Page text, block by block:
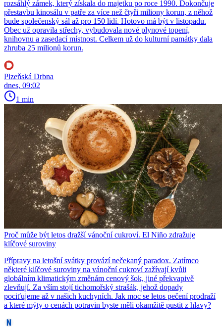
rozsáhlý zámek, který získala do majetku po roce 1990. Dokončuje
přestavbu kinosálu v patře za více než čtyři miliony korun, z něhož
bude společenský sál až pro 150 lidí. Hotovo má být v listopadu.
Obec už opravila střechy, vybudovala nové plynové topení,
knihovnu a zasedací místnost. Celkem už do kulturní památky dala
zhruba 25 milionů korun.
Plzeňská Drbna
dnes, 09:02
1 min
Proč může být letos dražší vánoční cukroví. El Niño zdražuje
klíčové suroviny
Přípravy na letošní svátky provází nečekaný paradox. Zatímco
některé klíčové suroviny na vánoční cukroví zažívají kvůli
globálním klimatickým změnám cenový šok, jiné překvapivě
zlevňují. Za vším stojí tichomořský strašák, jehož dopady
pociťujeme až v našich kuchyních. Jak moc se letos pečení prodraží
a které mýty o cenách potravin byste měli okamžitě pustit z hlavy?